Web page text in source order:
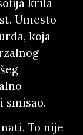
krila
Umesto
koja
smisao.
To nije